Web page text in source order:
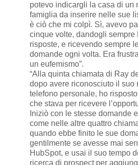
potevo indicargli la casa di un
famiglia da inserire nelle sue
è ciò che mi colpì. Sì, avevo
cinque volte, dandogli sempre
risposte, e ricevendo sempre
domande ogni volta. Era
un eufemismo”.
“Alla quinta chiamata di Ray
dopo avere riconosciuto il suo
telefono personale, ho
che stava per ricevere
Iniziò con le stesse domande
come nelle altre quattro
quando ebbe finito le sue
gentilmente se avesse mai
HubSpot, e usai il suo tempo
ricerca di prospect per